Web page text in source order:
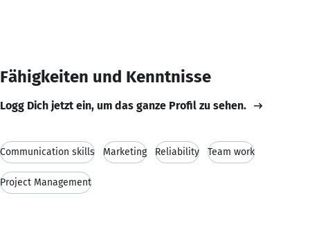
Fähigkeiten und Kenntnisse
Logg Dich jetzt ein, um das ganze Profil zu sehen.
Communication skills Marketing Reliability Team work
Project Management